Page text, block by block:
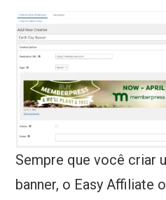
Sempre que você criar
banner, o Easy Affiliate